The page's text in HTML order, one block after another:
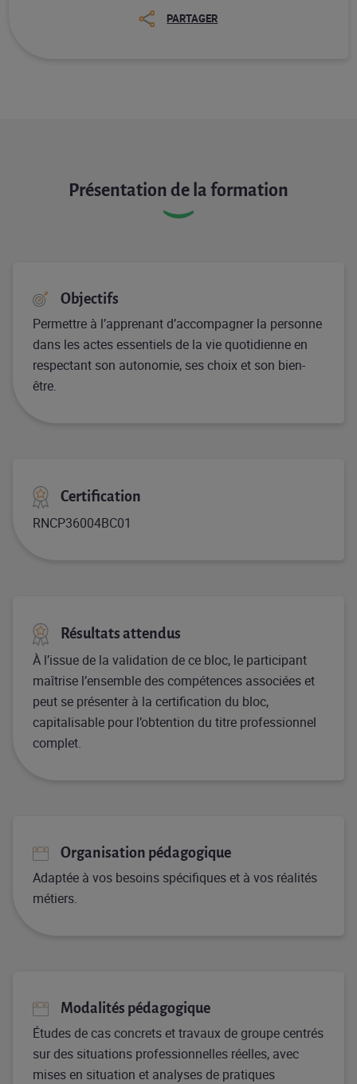
PARTAGER
Présentation de la formation
Objectifs
Permettre à l’apprenant d’accompagner la personne
dans les actes essentiels de la vie quotidienne en
respectant son autonomie, ses choix et son bien-
être.
Certification
RNCP36004BC01
Résultats attendus
À l’issue de la validation de ce bloc, le participant
maîtrise l’ensemble des compétences associées et
peut se présenter à la certification du bloc,
capitalisable pour l’obtention du titre professionnel
complet.
Organisation pédagogique
Adaptée à vos besoins spécifiques et à vos réalités
métiers.
Modalités pédagogique
Études de cas concrets et travaux de groupe centrés
sur des situations professionnelles réelles, avec
mises en situation et analyses de pratiques